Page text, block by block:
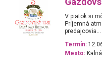
V piatok si
Príjemná
predajcovia...
Termín:
Mesto: